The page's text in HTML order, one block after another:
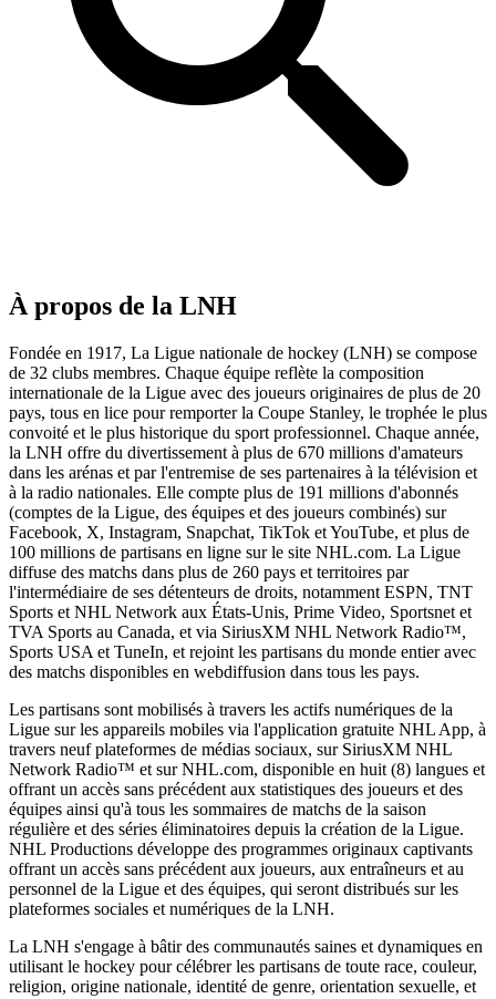
À propos de la LNH
Fondée en 1917, La Ligue nationale de hockey (LNH) se compose
de 32 clubs membres. Chaque équipe reflète la composition
internationale de la Ligue avec des joueurs originaires de plus de 20
pays, tous en lice pour remporter la Coupe Stanley, le trophée le plus
convoité et le plus historique du sport professionnel. Chaque année,
la LNH offre du divertissement à plus de 670 millions d'amateurs
dans les arénas et par l'entremise de ses partenaires à la télévision et
à la radio nationales. Elle compte plus de 191 millions d'abonnés
(comptes de la Ligue, des équipes et des joueurs combinés) sur
Facebook, X, Instagram, Snapchat, TikTok et YouTube, et plus de
100 millions de partisans en ligne sur le site NHL.com. La Ligue
diffuse des matchs dans plus de 260 pays et territoires par
l'intermédiaire de ses détenteurs de droits, notamment ESPN, TNT
Sports et NHL Network aux États-Unis, Prime Video, Sportsnet et
TVA Sports au Canada, et via SiriusXM NHL Network Radio™,
Sports USA et TuneIn, et rejoint les partisans du monde entier avec
des matchs disponibles en webdiffusion dans tous les pays.
Les partisans sont mobilisés à travers les actifs numériques de la
Ligue sur les appareils mobiles via l'application gratuite NHL App, à
travers neuf plateformes de médias sociaux, sur SiriusXM NHL
Network Radio™ et sur NHL.com, disponible en huit (8) langues et
offrant un accès sans précédent aux statistiques des joueurs et des
équipes ainsi qu'à tous les sommaires de matchs de la saison
régulière et des séries éliminatoires depuis la création de la Ligue.
NHL Productions développe des programmes originaux captivants
offrant un accès sans précédent aux joueurs, aux entraîneurs et au
personnel de la Ligue et des équipes, qui seront distribués sur les
plateformes sociales et numériques de la LNH.
La LNH s'engage à bâtir des communautés saines et dynamiques en
utilisant le hockey pour célébrer les partisans de toute race, couleur,
religion, origine nationale, identité de genre, orientation sexuelle, et